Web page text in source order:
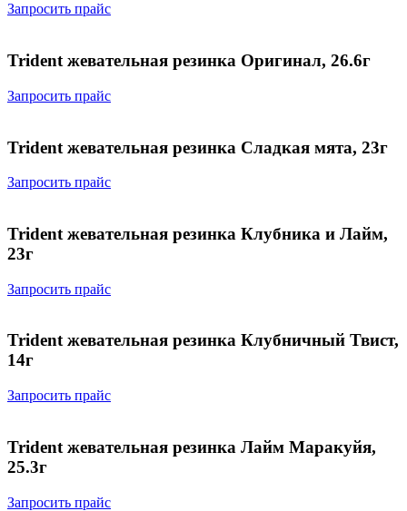
Запросить прайс
Trident жевательная резинка Оригинал, 26.6г
Запросить прайс
Trident жевательная резинка Сладкая мята, 23г
Запросить прайс
Trident жевательная резинка Клубника и Лайм,
23г
Запросить прайс
Trident жевательная резинка Клубничный Твист,
14г
Запросить прайс
Trident жевательная резинка Лайм Маракуйя,
25.3г
Запросить прайс